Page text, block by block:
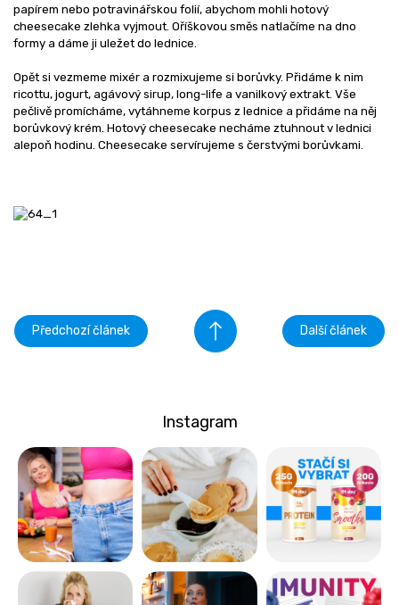
papírem nebo potravinářskou folií, abychom mohli hotový
cheesecake zlehka vyjmout. Oříškovou směs natlačíme na dno
formy a dáme ji uležet do lednice.
Opět si vezmeme mixér a rozmixujeme si borůvky. Přidáme k nim
ricottu, jogurt, agávový sirup, long-life a vanilkový extrakt. Vše
pečlivě promícháme, vytáhneme korpus z lednice a přidáme na něj
borůvkový krém. Hotový cheesecake necháme ztuhnout v lednici
alepoň hodinu. Cheesecake servírujeme s čerstvými borůvkami.
Předchozí článek Další článek
Instagram